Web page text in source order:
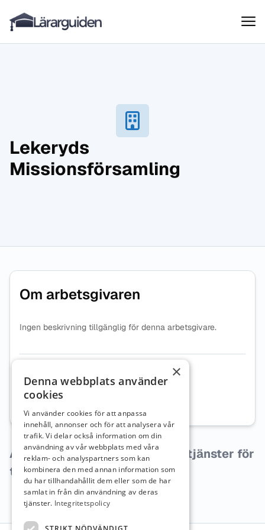
Hoppa till innehåll
Lärarguiden
Lekeryds
Missionsförsamling
Om arbetsgivaren
Ingen beskrivning tillgänglig för denna arbetsgivare.
8260002673
Webbplats
Arbetsgivaren har inga lediga tjänster för
tillfället.
×
Denna webbplats använder
cookies
Vi använder cookies för att anpassa
innehåll, annonser och för att analysera vår
trafik. Vi delar också information om din
användning av vår webbplats med våra
reklam- och analyspartners som kan
kombinera den med annan information som
du har tillhandahållit dem eller som de har
samlat in från din användning av deras
tjänster. Integritetspolicy